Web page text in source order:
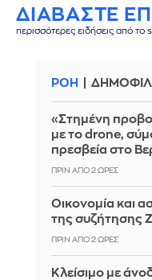
ΔΙΑΒΑΣΤΕ
περισσότερες ειδήσεις από το
ΡΟΗ
«Στημένη
με το drone,
πρεσβεία στο
ΠΡΙΝ ΑΠΌ 2 ΏΡΕΣ
Οικονομία και
της συζήτησης
ΠΡΙΝ ΑΠΌ 2 ΏΡΕΣ
Κλείσιμο με